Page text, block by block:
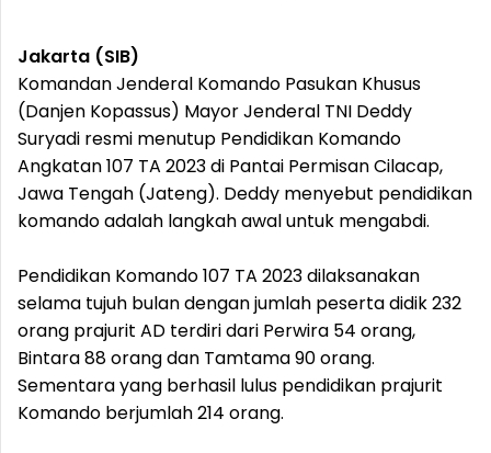
Jakarta (SIB)
Komandan Jenderal Komando Pasukan Khusus
(Danjen Kopassus) Mayor Jenderal TNI Deddy
Suryadi resmi menutup Pendidikan Komando
Angkatan 107 TA 2023 di Pantai Permisan Cilacap,
Jawa Tengah (Jateng). Deddy menyebut pendidikan
komando adalah langkah awal untuk mengabdi.
Pendidikan Komando 107 TA 2023 dilaksanakan
selama tujuh bulan dengan jumlah peserta didik 232
orang prajurit AD terdiri dari Perwira 54 orang,
Bintara 88 orang dan Tamtama 90 orang.
Sementara yang berhasil lulus pendidikan prajurit
Komando berjumlah 214 orang.